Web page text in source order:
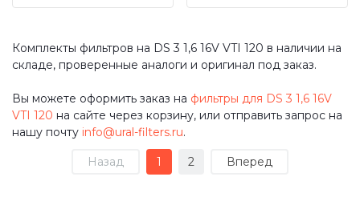
Комплекты фильтров на DS 3 1,6 16V VTI 120 в наличии на
складе, проверенные аналоги и оригинал под заказ.
Вы можете оформить заказ на фильтры для DS 3 1,6 16V
VTI 120 на сайте через корзину, или отправить запрос на
нашу почту info@ural-filters.ru.
Назад 1 2 Вперед